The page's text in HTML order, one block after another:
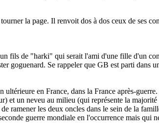
la page. Il renvoit dos à dos ceux de ses
fils de "harki" qui serait l'ami d'une fille d'un
goguenard. Se rappeler que GB est parti dans
ultérieure en France, dans la France après-
et un neveu au milieu (qui représente la
ramener les deux oncles dans le sein de la
guerre mondiale en l'occurrence mais qui